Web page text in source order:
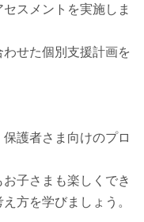
スメントを実施しま
せた個別支援計画を
護者さま向けのプロ
子さまも楽しくでき
方を学びましょう。